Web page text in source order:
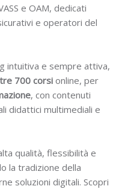
e OAM, dedicati
e operatori del
intuitiva e sempre attiva,
700 corsi online, per
, con contenuti
didattici multimediali e
qualità, flessibilità e
la tradizione della
soluzioni digitali. Scopri